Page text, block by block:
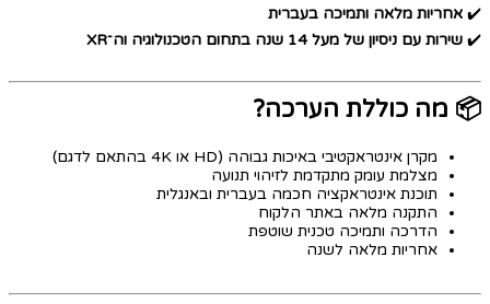
✔️ אחריות מלאה ותמיכה בעברית
✔️ שירות עם ניסיון של מעל 14 שנה בתחום הטכנולוגיה וה־XR
📦 מה כוללת הערכה?
מקרן אינטראקטיבי באיכות גבוהה (HD או 4K בהתאם לדגם)
מצלמת עומק מתקדמת לזיהוי תנועה
תוכנת אינטראקציה חכמה בעברית ובאנגלית
התקנה מלאה באתר הלקוח
הדרכה ותמיכה טכנית שוטפת
אחריות מלאה לשנה